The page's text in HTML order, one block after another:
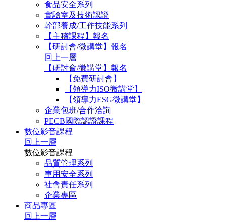
食品安全系列
實驗室及技術認證
幹部養成/工作技能系列
【主稽課程】報名
【研討會/微講堂】報名
回上一層
【研討會/微講堂】報名
【免費研討會】
【領導力ISO微講堂】
【領導力ESG微講堂】
企業包班/合作洽詢
PECB國際認證課程
數位影音課程
回上一層
數位影音課程
品質管理系列
車用安全系列
社會責任系列
企業專區
商品專區
回上一層